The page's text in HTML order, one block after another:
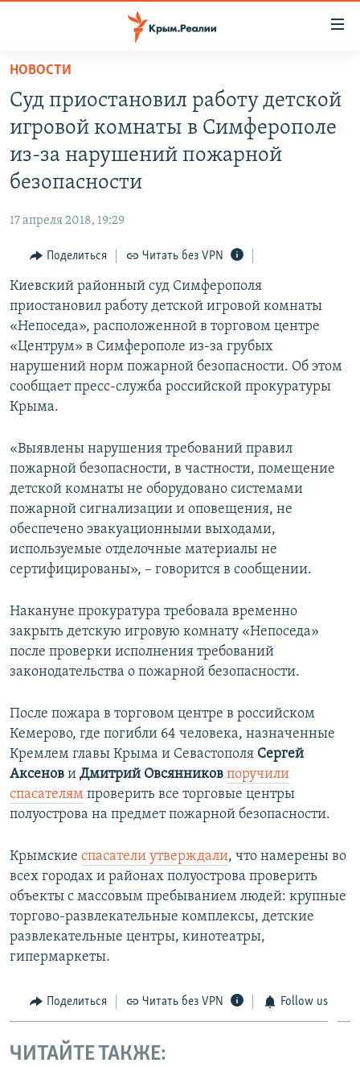
Вернуться
основному
содержанию
Вернутся
главной
Вернутся
поиску
СПЕЦПРОЕКТЫ
ВОДА
ИСТОРИЯ
ИНТЕРАКТИВ
ИНФОГРАФИКА
ТЕЛЕПРОЕКТ КРЫМ.РЕАЛИИ
СОВЕТЫ ПРАВОЗАЩИТНИКОВ
ПРОПАВШИЕ БЕЗ ВЕСТИ
ПОБЕДИТЕЛЕЙ НЕ СУДЯТ?
КРЫМ.НЕПОКОРЕННЫЙ
УКРАИНСКАЯ ПРОБЛЕМА КРЫМА
РАДІО СВОБОДА
КАК ОБОЙТИ БЛОКИРОВКУ
Українською
Qırımtatar
ПРИСОЕДИНЯЙТЕСЬ!
Все сайты RFE/RL
НОВОСТИ
Суд приостановил работу детской
игровой комнаты в Симферополе
из-за нарушений пожарной
безопасности
17 апреля 2018, 19:29
Поделиться Читать без VPN
Киевский районный суд Симферополя
приостановил работу детской игровой комнаты
«Непоседа», расположенной в торговом центре
«Центрум» в Симферополе из-за грубых
нарушений норм пожарной безопасности. Об этом
сообщает пресс-служба российской прокуратуры
Крыма.
«Выявлены нарушения требований правил
пожарной безопасности, в частности, помещение
детской комнаты не оборудовано системами
пожарной сигнализации и оповещения, не
обеспечено эвакуационными выходами,
используемые отделочные материалы не
сертифицированы», – говорится в сообщении.
Накануне прокуратура требовала временно
закрыть детскую игровую комнату «Непоседа»
после проверки исполнения требований
законодательства о пожарной безопасности.
После пожара в торговом центре в российском
Кемерово, где погибли 64 человека, назначенные
Кремлем главы Крыма и Севастополя Сергей
Аксенов и Дмитрий Овсянников поручили
спасателям проверить все торговые центры
полуострова на предмет пожарной безопасности.
Крымские спасатели утверждали, что намерены во
всех городах и районах полуострова проверить
объекты с массовым пребыванием людей: крупные
торгово-развлекательные комплексы, детские
развлекательные центры, кинотеатры,
гипермаркеты.
Поделиться Читать без VPN Follow us
ЧИТАЙТЕ ТАКЖЕ: